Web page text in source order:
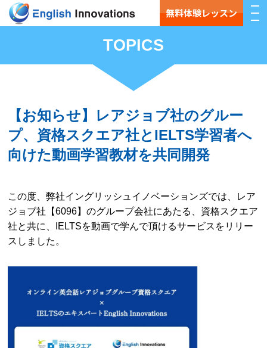
無料体験レッスン
TOPICS
【お知らせ】レアジョブ社のグルー
プ、資格スクエア社とIELTS学習者へ
向けた動画学習教材を共同開発
この度、弊社イングリッシュイノベーションズでは、レア
ジョブ社【6096】のグループ会社にあたる、資格スクエア
社と共に、IELTSを動画で学んで頂けるサービスをリリー
スしました。